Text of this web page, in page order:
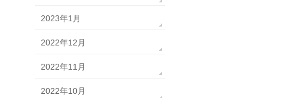
2023年1月
2022年12月
2022年11月
2022年10月